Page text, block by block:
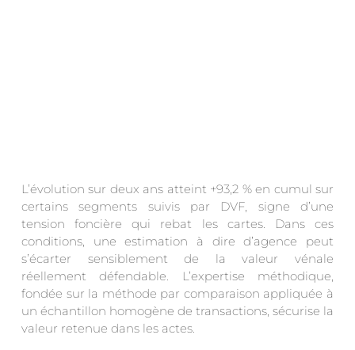
L’évolution sur deux ans atteint +93,2 % en cumul sur
certains segments suivis par DVF, signe d’une
tension foncière qui rebat les cartes. Dans ces
conditions, une estimation à dire d’agence peut
s’écarter sensiblement de la valeur vénale
réellement défendable. L’expertise méthodique,
fondée sur la méthode par comparaison appliquée à
un échantillon homogène de transactions, sécurise la
valeur retenue dans les actes.